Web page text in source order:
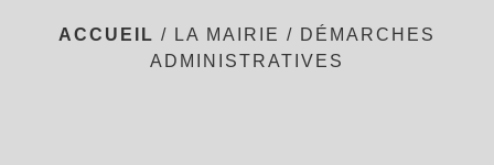
ACCUEIL / LA MAIRIE / DÉMARCHES
ADMINISTRATIVES